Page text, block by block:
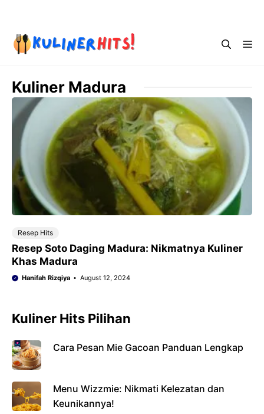
content
Kuliner Madura
Resep Hits
Resep Soto Daging Madura: Nikmatnya Kuliner
Khas Madura
Hanifah Rizqiya August 12, 2024
Kuliner Hits Pilihan
Cara Pesan Mie Gacoan Panduan Lengkap
Menu Wizzmie: Nikmati Kelezatan dan
Keunikannya!